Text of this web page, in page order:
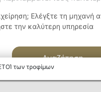
των τροφίμων
Ελέγξτε τη μηχανή
την καλύτερη υπηρεσία
Αναζήτηση